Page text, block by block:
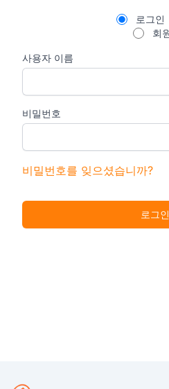
로그인
회
사용자 이름
비밀번호
비밀번호를 잊으셨습니까?
로그인